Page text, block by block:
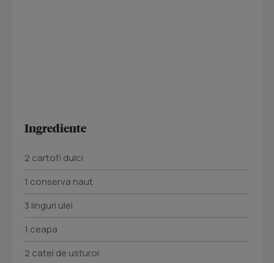
Ingrediente
2 cartofi dulci
1 conserva naut
3 linguri ulei
1 ceapa
2 catei de usturoi